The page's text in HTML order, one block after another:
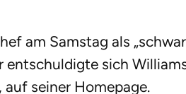
am Samstag als
entschuldigte sich
seiner Homepage.